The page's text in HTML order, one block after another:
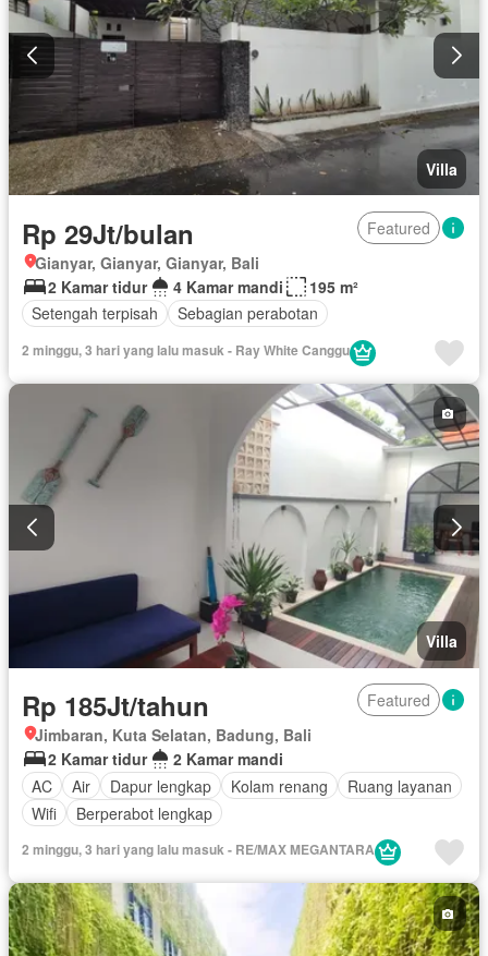
Villa
Rp 29Jt/bulan
Featured
Gianyar, Gianyar, Gianyar, Bali
2 Kamar tidur
4 Kamar mandi
195 m²
Setengah terpisah
Sebagian perabotan
2 minggu, 3 hari yang lalu masuk - Ray White Canggu
Villa
Rp 185Jt/tahun
Featured
Jimbaran, Kuta Selatan, Badung, Bali
2 Kamar tidur
2 Kamar mandi
AC
Air Dapur lengkap Kolam renang
Ruang layanan
Wifi
Berperabot lengkap
2 minggu, 3 hari yang lalu masuk - RE/MAX MEGANTARA